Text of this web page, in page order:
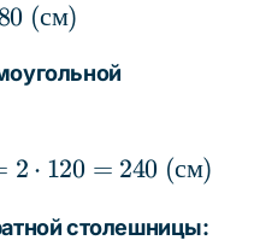
: 40 = 80 \text{
80 (см)
= 2
2 ⋅ 120 = 240(см)
столешницы: